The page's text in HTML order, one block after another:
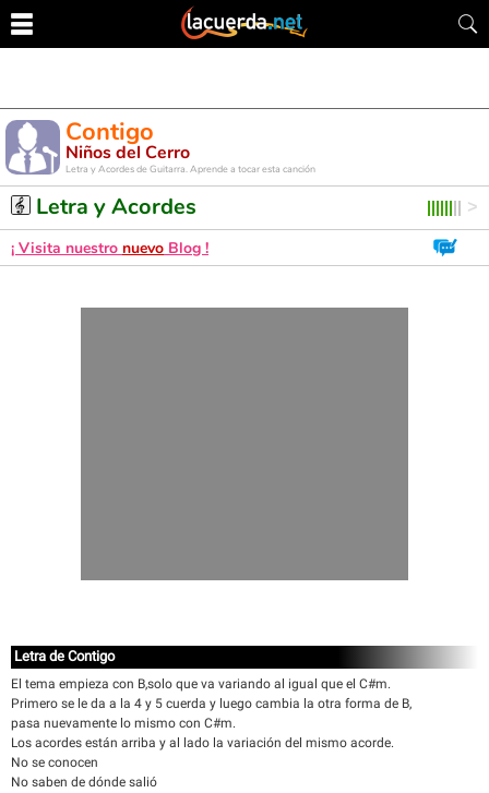
Contigo
Niños del Cerro
Letra y Acordes de Guitarra. Aprende a tocar esta canción
Letra y Acordes
¡ Visita nuestro nuevo Blog !
Letra de Contigo
El tema empieza con B,solo que va variando al igual que el C#m.
Primero se le da a la 4 y 5 cuerda y luego cambia la otra forma de B,
pasa nuevamente lo mismo con C#m.
Los acordes están arriba y al lado la variación del mismo acorde.
No se conocen
No saben de dónde salió